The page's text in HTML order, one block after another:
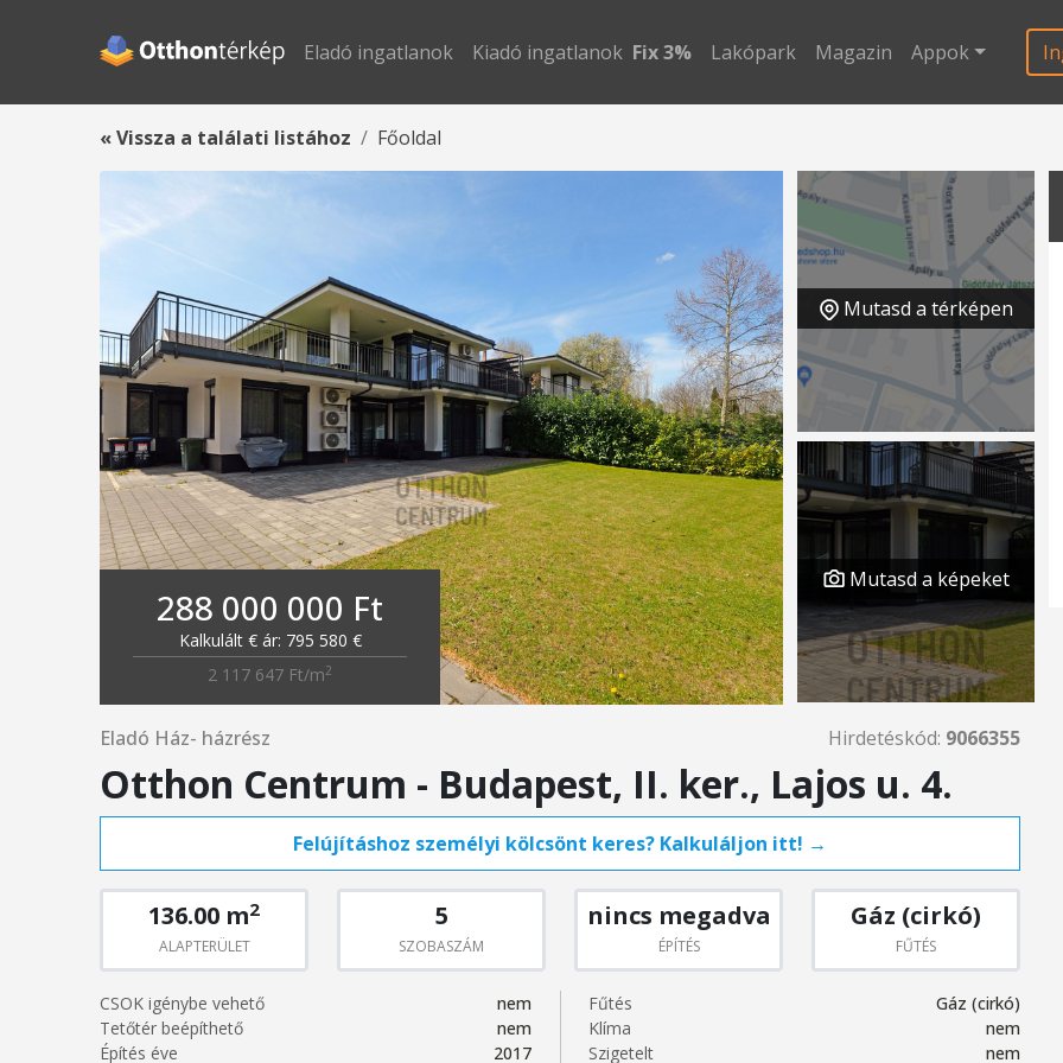
Eladó ingatlanok Kiadó ingatlanok Fix 3% Lakópark Magazin Appok
« Vissza a találati listához Főoldal
288 000 000 Ft
Kalkulált € ár: 795 580 €
2 117 647 Ft/m2
Mutasd a térképen
Mutasd a képeket
Eladó Ház- házrész Hirdetéskód: 9066355
Otthon Centrum - Budapest, II. ker., Lajos u. 4.
Felújításhoz személyi kölcsönt keres? Kalkuláljon itt! →
136.00 m2
ALAPTERÜLET
5
SZOBASZÁM
nincs megadva
ÉPÍTÉS
Gáz (cirkó)
FŰTÉS
CSOK igénybe vehető
nem
Tetőtér beépíthető
nem
Építés éve
2017
Fűtés
Gáz (cirkó)
Klíma
nem
Szigetelt
nem